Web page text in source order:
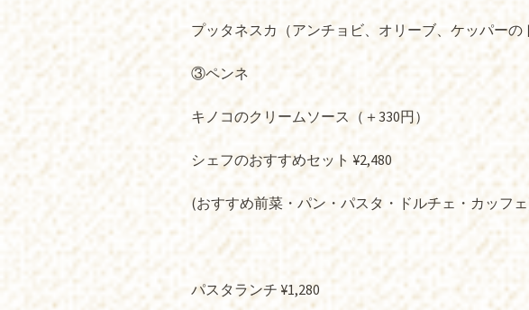
プッタネスカ（アンチョビ、オリーブ、ケッパーの
③ペンネ
キノコのクリームソース（＋330円）
シェフのおすすめセット ¥2,480
(おすすめ前菜・パン・パスタ・ドルチェ・カッフ
パスタランチ ¥1,280